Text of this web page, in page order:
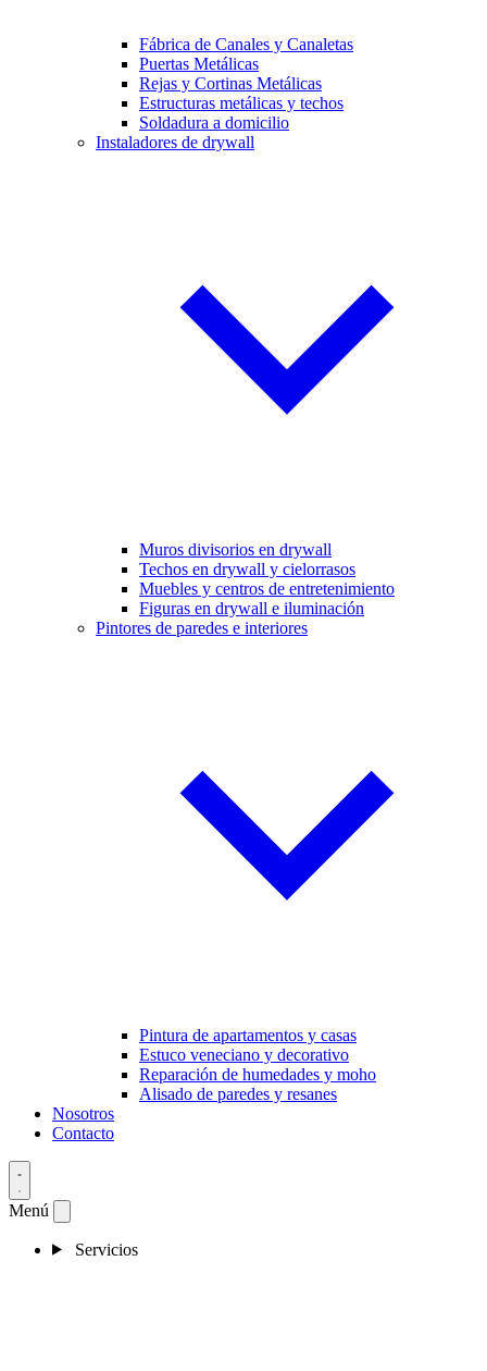
Fábrica de Canales y Canaletas
Puertas Metálicas
Rejas y Cortinas Metálicas
Estructuras metálicas y techos
Soldadura a domicilio
Instaladores de drywall
Muros divisorios en drywall
Techos en drywall y cielorrasos
Muebles y centros de entretenimiento
Figuras en drywall e iluminación
Pintores de paredes e interiores
Pintura de apartamentos y casas
Estuco veneciano y decorativo
Reparación de humedades y moho
Alisado de paredes y resanes
Nosotros
Contacto
Menú
Servicios